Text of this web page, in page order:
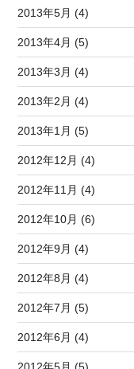
2013年5月 (4)
2013年4月 (5)
2013年3月 (4)
2013年2月 (4)
2013年1月 (5)
2012年12月 (4)
2012年11月 (4)
2012年10月 (6)
2012年9月 (4)
2012年8月 (4)
2012年7月 (5)
2012年6月 (4)